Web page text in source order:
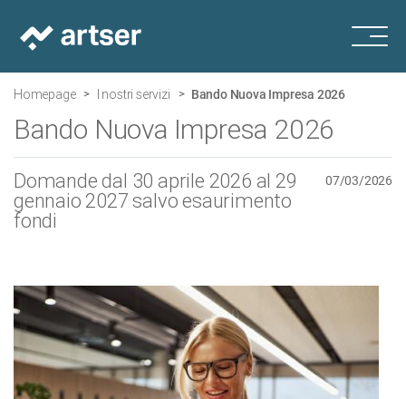
Homepage I nostri servizi Bando Nuova Impresa 2026
Bando Nuova Impresa 2026
Domande dal 30 aprile 2026 al 29
gennaio 2027 salvo esaurimento
fondi
07/03/2026